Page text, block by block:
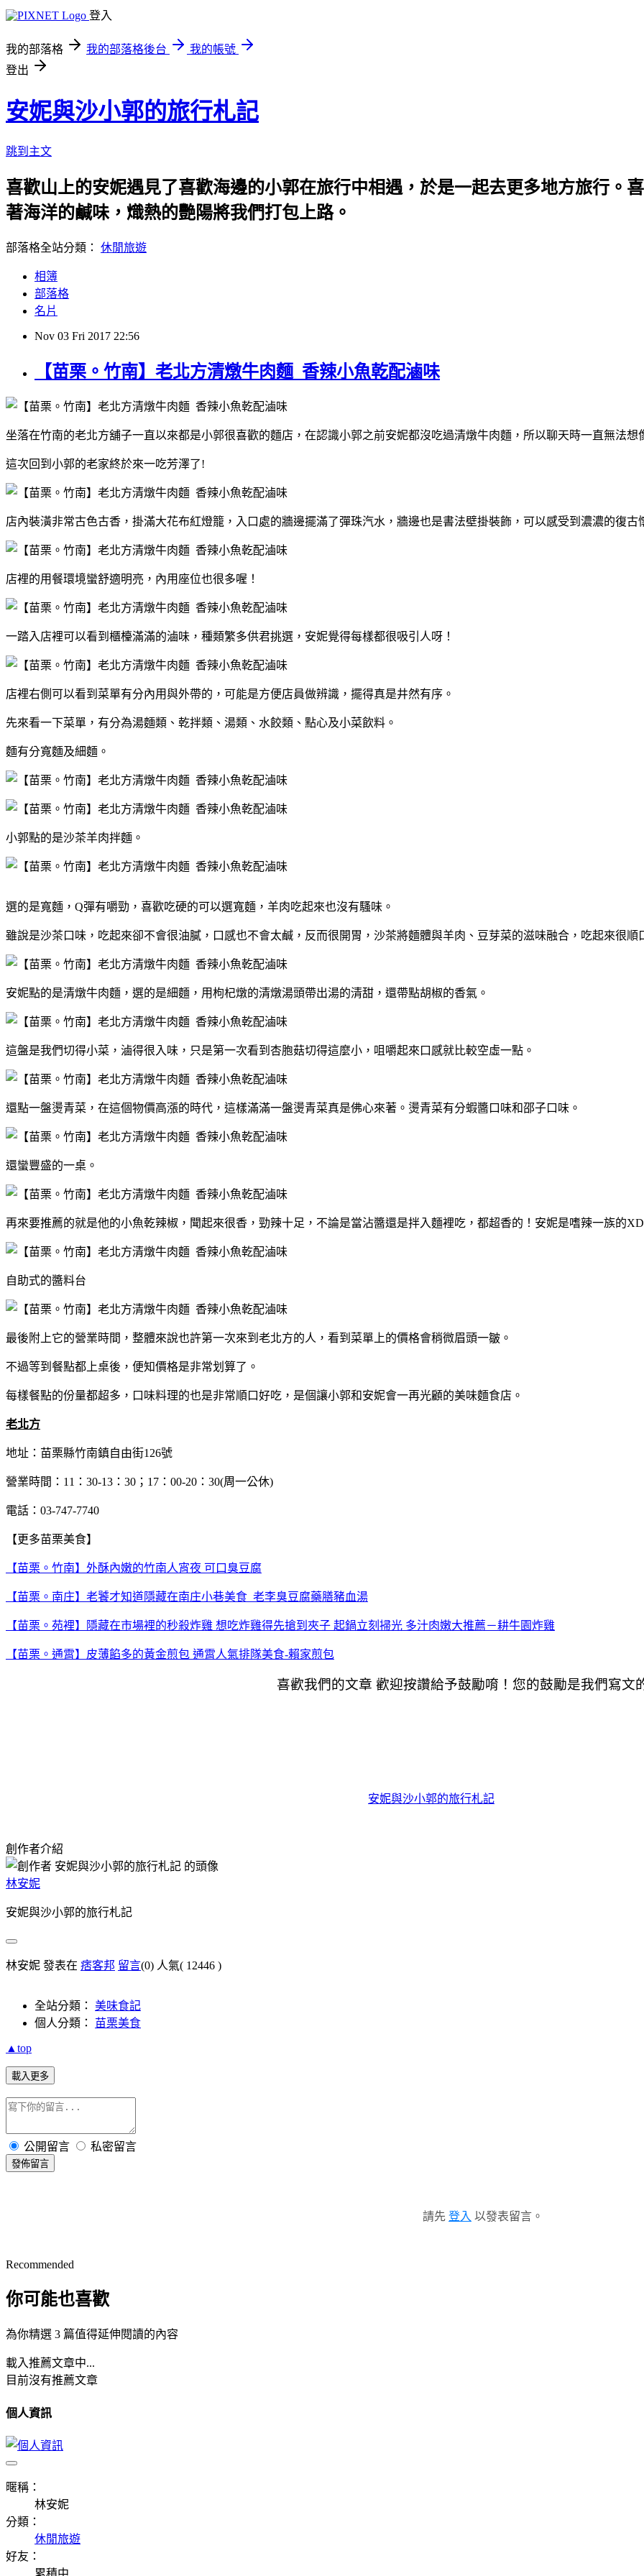
登入
我的部落格 我的部落格後台
我的帳號
登出
安妮與沙小郭的旅行札記
跳到主文
喜歡山上的安妮遇見了喜歡海邊的小郭在旅行中相遇，於是一起去更多地方旅行。
著海洋的鹹味，熾熱的艷陽將我們打包上路。
部落格全站分類： 休閒旅遊
相簿
部落格
名片
Nov 03 Fri 2017 22:56
【苗栗。竹南】老北方清燉牛肉麵 香辣小魚乾配滷味
坐落在竹南的老北方舖子一直以來都是小郭很喜歡的麵店，在認識小郭之前安妮都沒吃過清燉牛肉麵，所以聊天時一直無法
這次回到小郭的老家終於來一吃芳澤了!
店內裝潢非常古色古香，掛滿大花布紅燈籠，入口處的牆邊擺滿了彈珠汽水，牆邊也是書法壁掛裝飾，可以感受到濃濃的復古
店裡的用餐環境蠻舒適明亮，內用座位也很多喔！
一踏入店裡可以看到櫃檯滿滿的滷味，種類繁多供君挑選，安妮覺得每樣都很吸引人呀！
店裡右側可以看到菜單有分內用與外帶的，可能是方便店員做辨識，擺得真是井然有序。
先來看一下菜單，有分為湯麵類、乾拌類、湯類、水餃類、點心及小菜飲料。
麵有分寬麵及細麵。
小郭點的是沙茶羊肉拌麵。
選的是寬麵，Q彈有嚼勁，喜歡吃硬的可以選寬麵 ，羊肉吃起來也沒有騷味。
雖說是沙茶口味，吃起來卻不會很油膩，口感也不會太鹹，反而很開胃，沙茶將麵體與羊肉、豆芽菜的滋味融合，吃起來很順
安妮點的是清燉牛肉麵，選的是細麵，用枸杞燉的清燉湯頭帶出湯的清甜，還帶點胡椒的香氣。
這盤是我們切得小菜，滷得很入味，只是第一次看到杏胞菇切得這麼小，咀嚼起來口感就比較空虛一點。
還點一盤燙青菜，在這個物價高漲的時代，這樣滿滿一盤燙青菜真是佛心來著。燙青菜有分蝦醬口味和邵子口味。
還蠻豐盛的一桌。
再來要推薦的就是他的小魚乾辣椒，聞起來很香，勁辣十足，不論是當沾醬還是拌入麵裡吃，都超香的！安妮是嗜辣一族的XD
自助式的醬料台
最後附上它的營業時間，整體來說也許第一次來到老北方的人，看到菜單上的價格會稍微眉頭一皺。
不過等到餐點都上桌後，便知價格是非常划算了。
每樣餐點的份量都超多，口味料理的也是非常順口好吃，是個讓小郭和安妮會一再光顧的美味麵食店。
老北方
地址：苗栗縣竹南鎮自由街126號
營業時間：11：30-13：30；17：00-20：30(周一公休)
電話：03-747-7740
【更多苗栗美食】
【苗栗。竹南】外酥內嫩的竹南人宵夜 可口臭豆腐
【苗栗。南庄】老饕才知道隱藏在南庄小巷美食 老李臭豆腐藥膳豬血湯
【苗栗。苑裡】隱藏在市場裡的秒殺炸雞 想吃炸雞得先搶到夾子 起鍋立刻掃光 多汁肉嫩大推薦－耕牛園炸雞
【苗栗。通霄】皮薄餡多的黃金煎包 通霄人氣排隊美食-賴家煎包
喜歡我們的文章 歡迎按讚給予鼓勵唷！您的鼓勵是我們寫文
安妮與沙小郭的旅行札記
創作者介紹
林安妮
安妮與沙小郭的旅行札記
林安妮 發表在 痞客邦 留言(0) 人氣( 12446 )
全站分類： 美味食記
個人分類： 苗栗美食
▲top
載入更多
公開留言 私密留言
發佈留言
請先 登入 以發表留言。
Recommended
你可能也喜歡
為你精選 3 篇值得延伸閱讀的內容
載入推薦文章中...
目前沒有推薦文章
個人資訊
暱稱：
林安妮
分類：
休閒旅遊
好友：
累積中